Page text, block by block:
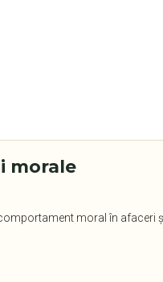
morale
moral în afaceri